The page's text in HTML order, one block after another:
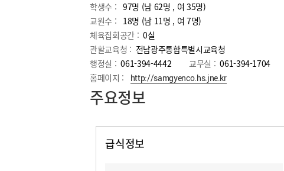
학생수 : 97명 (남 62명 , 여 35명)
교원수 : 18명 (남 11명 , 여 7명)
체육집회공간 : 0실
관할교육청 : 전남광주통합특별시교육청
행정실 : 061-394-4442 교무실 : 061-394-1704
홈페이지 :
http://samgyenco.hs.jne.kr
주요정보
급식정보